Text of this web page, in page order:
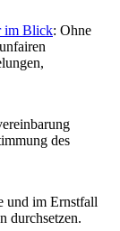
im Blick: Ohne
des
und im Ernstfall
durchsetzen.